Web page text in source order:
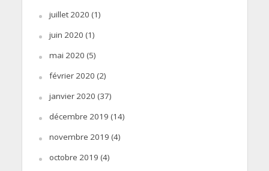
juillet 2020 (1)
juin 2020 (1)
mai 2020 (5)
février 2020 (2)
janvier 2020 (37)
décembre 2019 (14)
novembre 2019 (4)
octobre 2019 (4)